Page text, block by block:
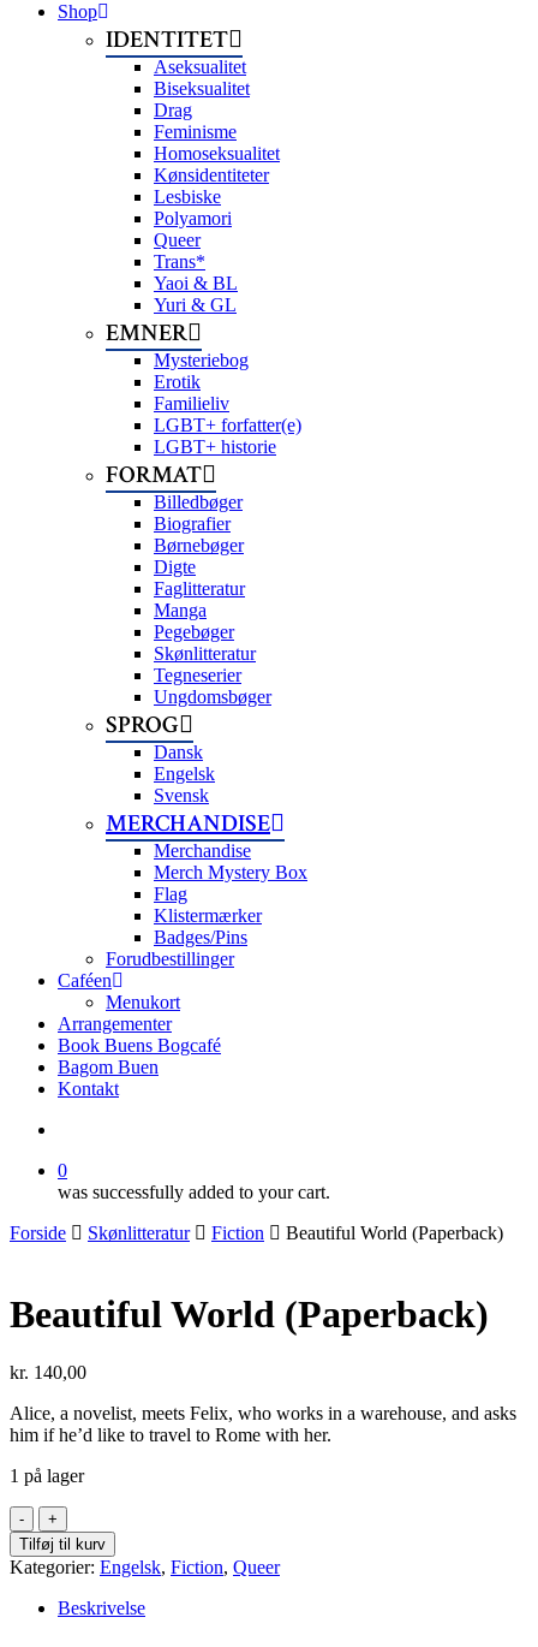
Shop
IDENTITET
Aseksualitet
Biseksualitet
Drag
Feminisme
Homoseksualitet
Kønsidentiteter
Lesbiske
Polyamori
Queer
Trans*
Yaoi & BL
Yuri & GL
EMNER
Mysteriebog
Erotik
Familieliv
LGBT+ forfatter(e)
LGBT+ historie
FORMAT
Billedbøger
Biografier
Børnebøger
Digte
Faglitteratur
Manga
Pegebøger
Skønlitteratur
Tegneserier
Ungdomsbøger
SPROG
Dansk
Engelsk
Svensk
MERCHANDISE
Merchandise
Merch Mystery Box
Flag
Klistermærker
Badges/Pins
Forudbestillinger
Caféen
Menukort
Arrangementer
Book Buens Bogcafé
Bagom Buen
Kontakt
0
was successfully added to your cart.
Forside
Skønlitteratur Fiction Beautiful World (Paperback)
Beautiful World (Paperback)
kr. 140,00
Alice, a novelist, meets Felix, who works in a warehouse, and asks
him if he’d like to travel to Rome with her.
1 på lager
Beautiful
World
(Paperback)
antal
Tilføj til kurv
Kategorier: Engelsk, Fiction, Queer
Beskrivelse